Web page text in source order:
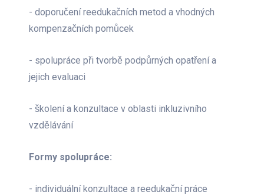
- doporučení reedukačních metod a vhodných
kompenzačních pomůcek
- spolupráce při tvorbě podpůrných opatření a
jejich evaluaci
- školení a konzultace v oblasti inkluzivního
vzdělávání
Formy spolupráce:
- individuální konzultace a reedukační práce